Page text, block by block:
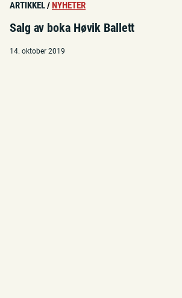
ARTIKKEL/ NYHETER
Salg av boka Høvik Ballett
14. oktober 2019